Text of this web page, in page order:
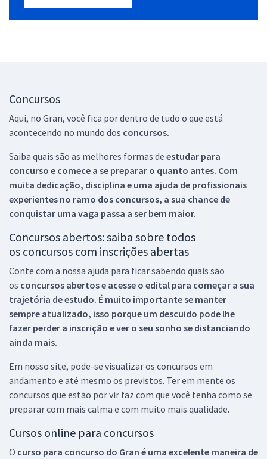
Concursos
Aqui, no Gran, você fica por dentro de tudo o que está
acontecendo no mundo dos concursos.
Saiba quais são as melhores formas de estudar para
concurso e comece a se preparar o quanto antes. Com
muita dedicação, disciplina e uma ajuda de profissionais
experientes no ramo dos concursos, a sua chance de
conquistar uma vaga passa a ser bem maior.
Concursos abertos: saiba sobre todos
os concursos com inscrições abertas
Conte com a nossa ajuda para ficar sabendo quais são
os concursos abertos e acesse o edital para começar a sua
trajetória de estudo. É muito importante se manter
sempre atualizado, isso porque um descuido pode lhe
fazer perder a inscrição e ver o seu sonho se distanciando
ainda mais.
Em nosso site, pode-se visualizar os concursos em
andamento e até mesmo os previstos. Ter em mente os
concursos que estão por vir faz com que você tenha como se
preparar com mais calma e com muito mais qualidade.
Cursos online para concursos
O curso para concurso do Gran é uma excelente maneira de